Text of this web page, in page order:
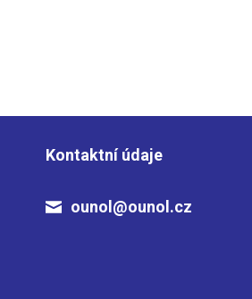
Kontaktní údaje
ounol@ounol.cz